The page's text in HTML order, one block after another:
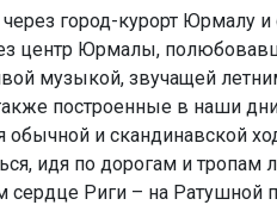
город-курорт Юрмалу
центр Юрмалы,
музыкой, звучащей
построенные в наши
обычной и скандинавской
идя по дорогам и тропам
Риги – на Ратушной